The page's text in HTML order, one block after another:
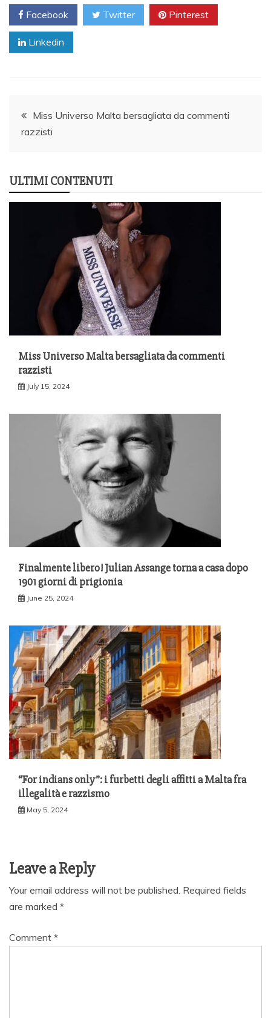
Facebook Twitter Pinterest
Linkedin
Post
navigation
Miss Universo Malta bersagliata da commenti
razzisti
ULTIMI CONTENUTI
Miss Universo Malta bersagliata da commenti
razzisti
July 15, 2024
Finalmente libero! Julian Assange torna a casa dopo
1901 giorni di prigionia
June 25, 2024
“For indians only”: i furbetti degli affitti a Malta fra
illegalità e razzismo
May 5, 2024
Leave a Reply
Your email address will not be published. Required fields
are marked *
Comment *